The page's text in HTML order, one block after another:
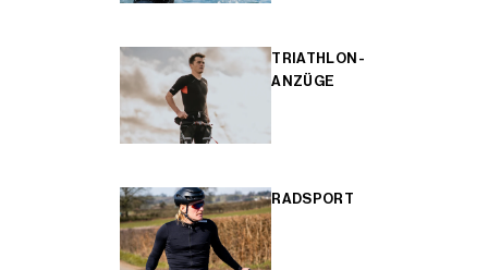
TRIATHLON-
ANZÜGE
RADSPORT